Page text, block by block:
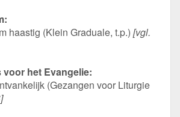
haastig (Klein Graduale, t.p.) [vgl.
het Evangelie:
(Gezangen voor Liturgie